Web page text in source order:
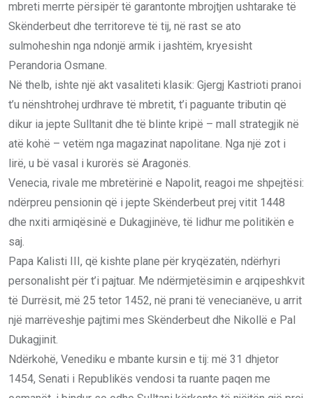
mbreti merrte përsipër të garantonte mbrojtjen ushtarake të
Skënderbeut dhe territoreve të tij, në rast se ato
sulmoheshin nga ndonjë armik i jashtëm, kryesisht
Perandoria Osmane.
Në thelb, ishte një akt vasaliteti klasik: Gjergj Kastrioti pranoi
t’u nënshtrohej urdhrave të mbretit, t’i paguante tributin që
dikur ia jepte Sulltanit dhe të blinte kripë – mall strategjik në
atë kohë – vetëm nga magazinat napolitane. Nga një zot i
lirë, u bë vasal i kurorës së Aragonës.
Venecia, rivale me mbretërinë e Napolit, reagoi me shpejtësi:
ndërpreu pensionin që i jepte Skënderbeut prej vitit 1448
dhe nxiti armiqësinë e Dukagjinëve, të lidhur me politikën e
saj.
Papa Kalisti III, që kishte plane për kryqëzatën, ndërhyri
personalisht për t’i pajtuar. Me ndërmjetësimin e arqipeshkvit
të Durrësit, më 25 tetor 1452, në prani të venecianëve, u arrit
një marrëveshje pajtimi mes Skënderbeut dhe Nikollë e Pal
Dukagjinit.
Ndërkohë, Venediku e mbante kursin e tij: më 31 dhjetor
1454, Senati i Republikës vendosi ta ruante paqen me